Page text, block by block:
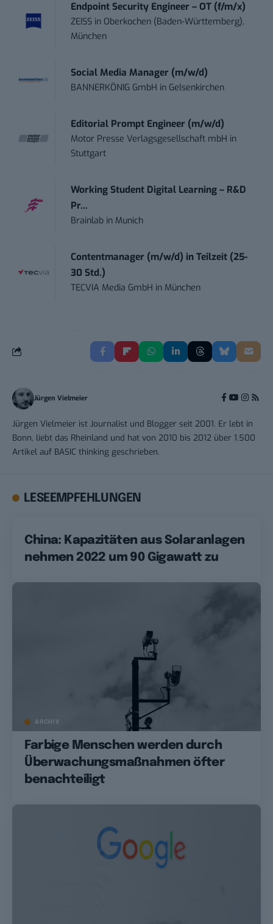
Endpoint Security Engineer – OT (f/m/x)
ZEISS in Oberkochen (Baden-Württemberg),
München
Social Media Manager (m/w/d)
BANNERKÖNIG GmbH in Gelsenkirchen
Editorial Prompt Engineer (m/w/d)
Motor Presse Verlagsgesellschaft mbH in
Stuttgart
Working Student Digital Learning – R&D
Pr...
Brainlab in Munich
Contentmanager (m/w/d) in Teilzeit (25-
30 Std.)
TECVIA Media GmbH in München
Jürgen Vielmeier
Jürgen Vielmeier ist Journalist und Blogger seit 2001. Er lebt in
Bonn, liebt das Rheinland und hat von 2010 bis 2012 über 1.500
Artikel auf BASIC thinking geschrieben.
LESEEMPFEHLUNGEN
China: Kapazitäten aus Solaranlagen
nehmen 2022 um 90 Gigawatt zu
ARCHIV
Farbige Menschen werden durch
Überwachungsmaßnahmen öfter
benachteiligt